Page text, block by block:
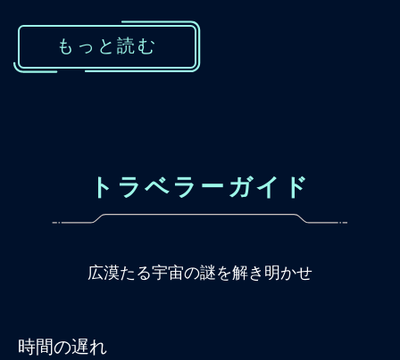
もっと読む
トラベラーガイド
広漠たる宇宙の謎を解き明かせ
時間の遅れ